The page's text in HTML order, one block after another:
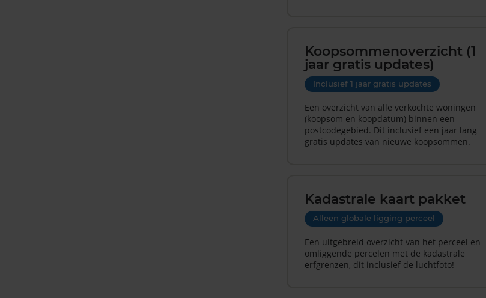
Koopsommenoverzicht (1
jaar gratis updates)
Inclusief 1 jaar gratis updates
Een overzicht van alle verkochte woningen
(koopsom en koopdatum) binnen een
postcodegebied. Dit inclusief een jaar lang
gratis updates van nieuwe koopsommen.
Kadastrale kaart pakket
Alleen globale ligging perceel
Een uitgebreid overzicht van het perceel en
omliggende percelen met de kadastrale
erfgrenzen, dit inclusief de luchtfoto!